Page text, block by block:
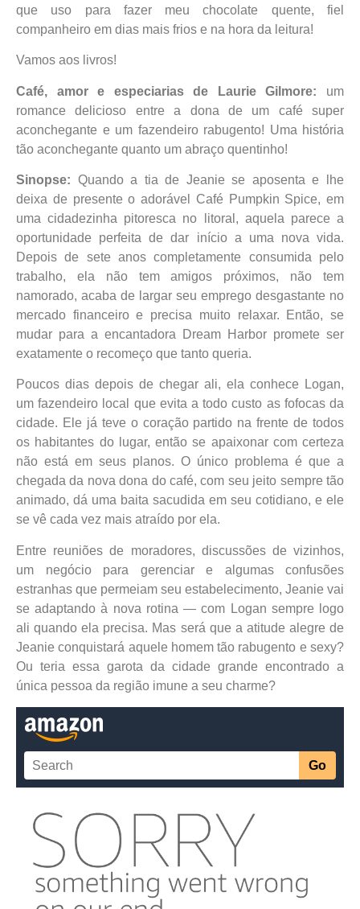
que uso para fazer meu chocolate quente, fiel
companheiro em dias mais frios e na hora da leitura!
Vamos aos livros!
Café, amor e especiarias de Laurie Gilmore: um
romance delicioso entre a dona de um café super
aconchegante e um fazendeiro rabugento! Uma história
tão aconchegante quanto um abraço quentinho!
Sinopse: Quando a tia de Jeanie se aposenta e lhe
deixa de presente o adorável Café Pumpkin Spice, em
uma cidadezinha pitoresca no litoral, aquela parece a
oportunidade perfeita de dar início a uma nova vida.
Depois de sete anos completamente consumida pelo
trabalho, ela não tem amigos próximos, não tem
namorado, acaba de largar seu emprego desgastante no
mercado financeiro e precisa muito relaxar. Então, se
mudar para a encantadora Dream Harbor promete ser
exatamente o recomeço que tanto queria.
Poucos dias depois de chegar ali, ela conhece Logan,
um fazendeiro local que evita a todo custo as fofocas da
cidade. Ele já teve o coração partido na frente de todos
os habitantes do lugar, então se apaixonar com certeza
não está em seus planos. O único problema é que a
chegada da nova dona do café, com seu jeito sempre tão
animado, dá uma baita sacudida em seu cotidiano, e ele
se vê cada vez mais atraído por ela.
Entre reuniões de moradores, discussões de vizinhos,
um negócio para gerenciar e algumas confusões
estranhas que permeiam seu estabelecimento, Jeanie vai
se adaptando à nova rotina ― com Logan sempre logo
ali quando ela precisa. Mas será que a atitude alegre de
Jeanie conquistará aquele homem tão rabugento e sexy?
Ou teria essa garota da cidade grande encontrado a
única pessoa da região imune a seu charme?